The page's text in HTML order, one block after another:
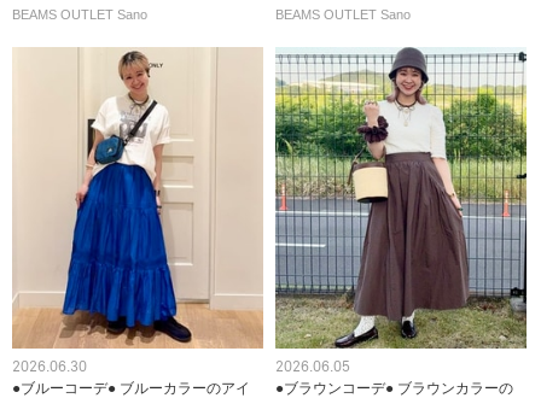
BEAMS OUTLET Sano BEAMS OUTLET Sano
2026.06.30
●ブルーコーデ● ブルーカラーのアイ
2026.06.05
●ブラウンコーデ● ブラウンカラーの